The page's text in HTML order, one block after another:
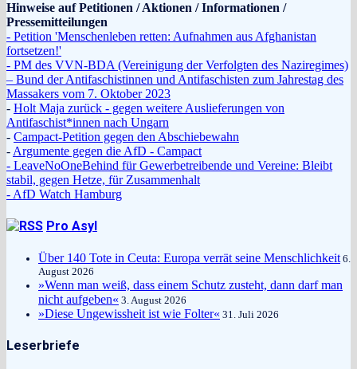
Hinweise auf Petitionen / Aktionen / Informationen /
Pressemitteilungen
- Petition 'Menschenleben retten: Aufnahmen aus Afghanistan
fortsetzen!'
- PM des VVN-BDA (Vereinigung der Verfolgten des Naziregimes)
– Bund der Antifaschistinnen und Antifaschisten zum Jahrestag des
Massakers vom 7. Oktober 2023
- Holt Maja zurück - gegen weitere Auslieferungen von
Antifaschist*innen nach Ungarn
- Campact-Petition gegen den Abschiebewahn
- Argumente gegen die AfD - Campact
- LeaveNoOneBehind für Gewerbetreibende und Vereine: Bleibt
stabil, gegen Hetze, für Zusammenhalt
- AfD Watch Hamburg
Pro Asyl
Über 140 Tote in Ceuta: Europa verrät seine Menschlichkeit 6.
August 2026
»Wenn man weiß, dass einem Schutz zusteht, dann darf man
nicht aufgeben« 3. August 2026
»Diese Ungewissheit ist wie Folter« 31. Juli 2026
Leserbriefe